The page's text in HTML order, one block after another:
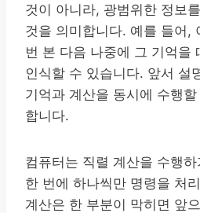
것이 아니라, 광범위한 정보
것을 의미합니다. 예를 들어,
번 본 다음 나중에 그 기억을
인식할 수 있습니다. 앞서 설
기억과 계산을 동시에 수행
합니다.
컴퓨터는 직렬 계산을 수행
한 번에 하나씩만 명령을 처
계산은 한 부분이 막히면 앞